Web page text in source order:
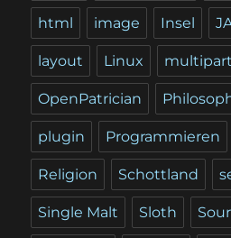
html image Insel
layout Linux multipart
OpenPatrician
plugin Programmieren
Religion Schottland
Single Malt Sloth